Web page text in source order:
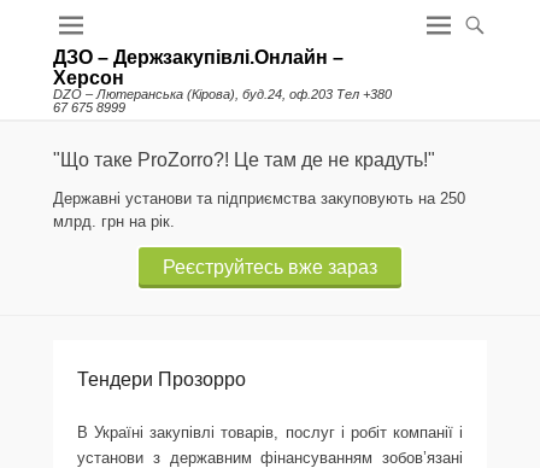
ДЗО – Держзакупівлі.Онлайн –
Херсон
DZO – Лютеранська (Кірова), буд.24, оф.203 Тел +380
67 675 8999
"Що таке ProZorro?! Це там де не крадуть!"
Державні установи та підприємства закуповують на 250
млрд. грн на рік.
Реєструйтесь вже зараз
Тендери Прозорро
В Україні закупівлі товарів, послуг і робіт компанії і
установи з державним фінансуванням зобов’язані